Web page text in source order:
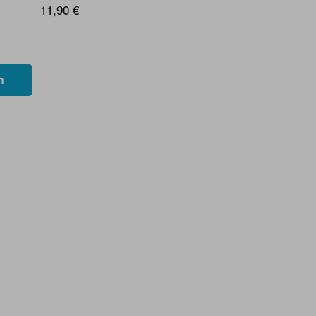
11,90 €